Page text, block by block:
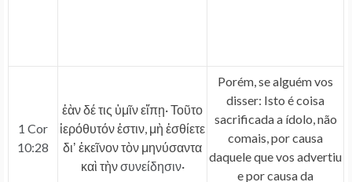
1 Cor
10:28
ἐὰν δέ τις ὑμῖν εἴπῃ· Τοῦτο
ἱερόθυτόν ἐστιν, μὴ ἐσθίετε
διʼ ἐκεῖνον τὸν μηνύσαντα
καὶ τὴνσυνείδησιν·
Porém, se alguém vos
disser: Isto é coisa
sacrificada a ídolo, não
comais, por causa
daquele que vos advertiu
e por causa da